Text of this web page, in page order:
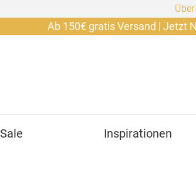
Ab 150€ gratis Versand | Jetzt
Sale Inspirationen